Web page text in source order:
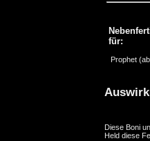
für:
Prophet (ab
Diese Boni
Held diese